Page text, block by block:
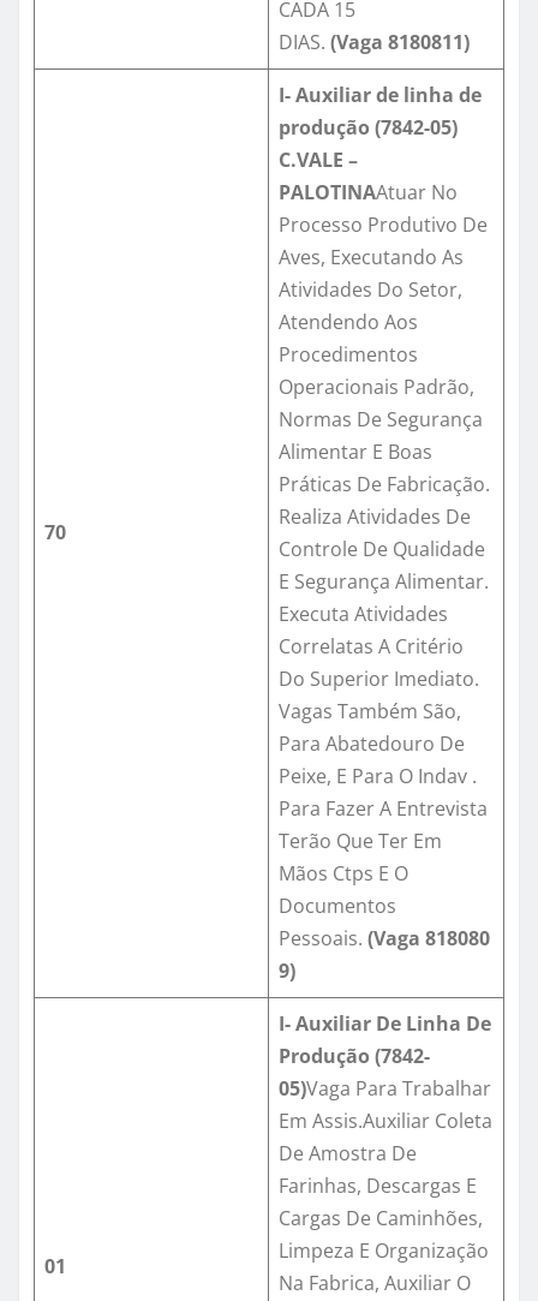
CADA 15
DIAS. (Vaga 8180811)
70
I- Auxiliar de linha de
produção (7842-05)
C.VALE –
PALOTINAAtuar No
Processo Produtivo De
Aves, Executando As
Atividades Do Setor,
Atendendo Aos
Procedimentos
Operacionais Padrão,
Normas De Segurança
Alimentar E Boas
Práticas De Fabricação.
Realiza Atividades De
Controle De Qualidade
E Segurança Alimentar.
Executa Atividades
Correlatas A Critério
Do Superior Imediato.
Vagas Também São,
Para Abatedouro De
Peixe, E Para O Indav .
Para Fazer A Entrevista
Terão Que Ter Em
Mãos Ctps E O
Documentos
Pessoais. (Vaga 818080
9)
01
I- Auxiliar De Linha De
Produção (7842-
05)Vaga Para Trabalhar
Em Assis.Auxiliar Coleta
De Amostra De
Farinhas, Descargas E
Cargas De Caminhões,
Limpeza E Organização
Na Fabrica, Auxiliar O